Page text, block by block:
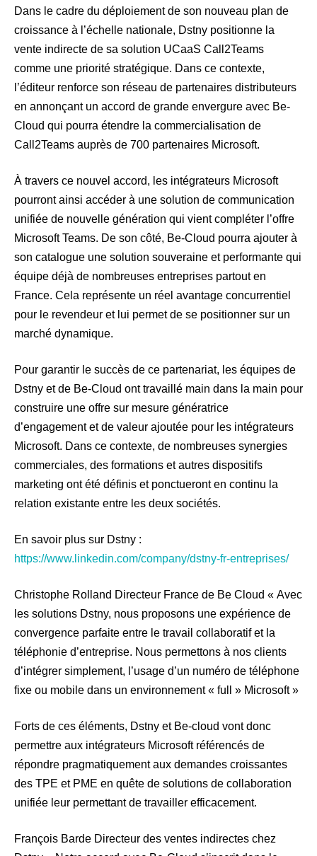
Dans le cadre du déploiement de son nouveau plan de
croissance à l’échelle nationale, Dstny positionne la
vente indirecte de sa solution UCaaS Call2Teams
comme une priorité stratégique. Dans ce contexte,
l’éditeur renforce son réseau de partenaires distributeurs
en annonçant un accord de grande envergure avec Be-
Cloud qui pourra étendre la commercialisation de
Call2Teams auprès de 700 partenaires Microsoft.
À travers ce nouvel accord, les intégrateurs Microsoft
pourront ainsi accéder à une solution de communication
unifiée de nouvelle génération qui vient compléter l’offre
Microsoft Teams. De son côté, Be-Cloud pourra ajouter à
son catalogue une solution souveraine et performante qui
équipe déjà de nombreuses entreprises partout en
France. Cela représente un réel avantage concurrentiel
pour le revendeur et lui permet de se positionner sur un
marché dynamique.
Pour garantir le succès de ce partenariat, les équipes de
Dstny et de Be-Cloud ont travaillé main dans la main pour
construire une offre sur mesure génératrice
d’engagement et de valeur ajoutée pour les intégrateurs
Microsoft. Dans ce contexte, de nombreuses synergies
commerciales, des formations et autres dispositifs
marketing ont été définis et ponctueront en continu la
relation existante entre les deux sociétés.
En savoir plus sur Dstny :
https://www.linkedin.com/company/dstny-fr-entreprises/
Christophe Rolland Directeur France de Be Cloud « Avec
les solutions Dstny, nous proposons une expérience de
convergence parfaite entre le travail collaboratif et la
téléphonie d’entreprise. Nous permettons à nos clients
d’intégrer simplement, l’usage d’un numéro de téléphone
fixe ou mobile dans un environnement « full » Microsoft »
Forts de ces éléments, Dstny et Be-cloud vont donc
permettre aux intégrateurs Microsoft référencés de
répondre pragmatiquement aux demandes croissantes
des TPE et PME en quête de solutions de collaboration
unifiée leur permettant de travailler efficacement.
François Barde Directeur des ventes indirectes chez